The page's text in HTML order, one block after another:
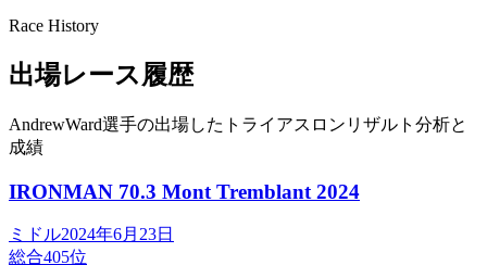
Race History
出場レース履歴
AndrewWard選手の出場したトライアスロンリザルト分析と
成績
IRONMAN 70.3 Mont Tremblant 2024
ミドル2024年6月23日
総合405位